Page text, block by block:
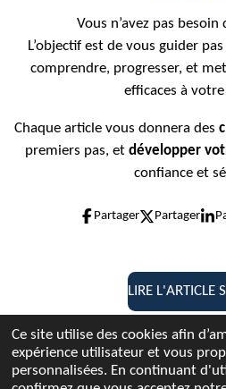
Ce site utilise des cookies afin
expérience utilisateur et vous
personnalisées. En continuant
Vous n’avez pas besoin
L’objectif est de vous guider
comprendre, progresser, et
efficaces à
Chaque article vous donnera des
premiers pas, et développer
confiance et
Partager Partager
LIRE L'ARTICLE